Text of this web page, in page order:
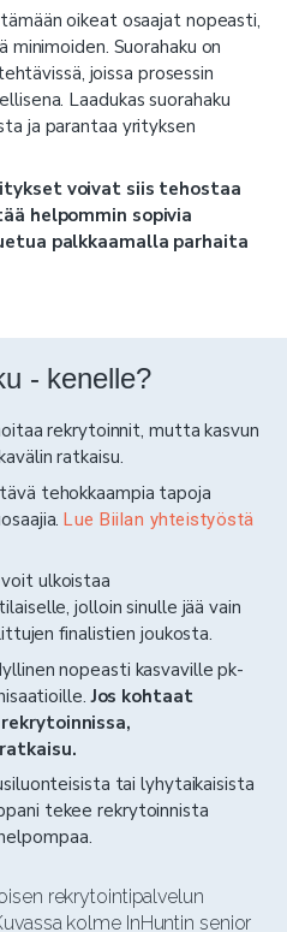
oikeat osaajat nopeasti,
minimoiden. Suorahaku on
joissa prosessin
Laadukas suorahaku
ja parantaa yrityksen
voivat siis tehostaa
helpommin sopivia
palkkaamalla parhaita
- kenelle?
rekrytoinnit, mutta kasvun
ratkaisu.
tehokkaampia tapoja
Lue Biilan yhteistyöstä
ulkoistaa
jolloin sinulle jää vain
finalistien joukosta.
nopeasti kasvaville pk-
Jos kohtaat
tai lyhytaikaisista
tekee rekrytoinnista